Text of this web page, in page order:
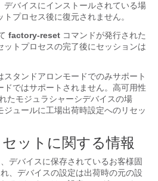
デバイスにインストールされている場
プロセス後に復元されません。
factory-reset コマンドが発行された
ットプロセスの完了後にセッションは
タンドアロンモードでのみサポート
ドではサポートされません。高可用性
たモジュラシャーシデバイスの場
ジュールに工場出荷時設定へのリセッ
ットに関する情報
デバイスに保存されているお客様固
、デバイスの設定は出荷時の元の設